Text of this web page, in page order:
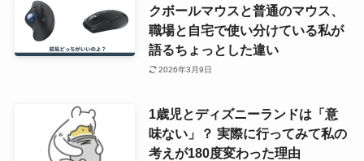
クボールマウスと普通のマウス、
職場と自宅で使い分けている私が
語るちょっとした違い
2026年3月9日
1歳児とディズニーランドは「意
味ない」？ 実際に行ってみて私の
考えが180度変わった理由